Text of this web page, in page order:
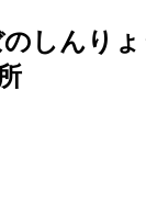
しんりょ